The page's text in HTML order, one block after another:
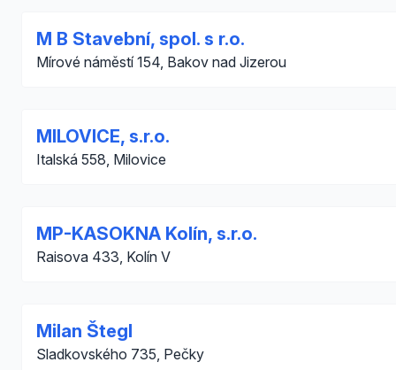
M B Stavební, spol. s r.o.
Mírové náměstí 154, Bakov nad Jizerou
MILOVICE, s.r.o.
Italská 558, Milovice
MP-KASOKNA Kolín, s.r.o.
Raisova 433, Kolín V
Milan Štegl
Sladkovského 735, Pečky